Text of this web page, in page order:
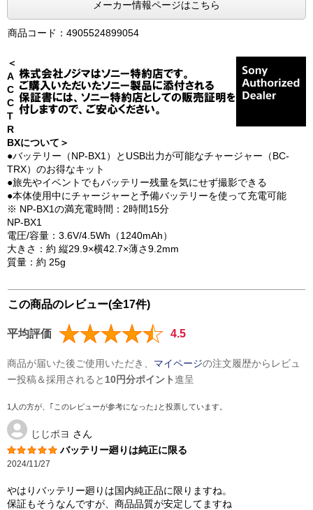
メーカー情報ページはこちら
商品コード：4905524899054
＜
A
C
C
T
R
BXについて＞
●バッテリー（NP-BX1）とUSB出力が可能なチャージャー（BC-
TRX）のお得なキット
●旅先やイベントでもバッテリー残量を気にせず撮影できる
●本体使用中にチャージャーと予備バッテリーを使って充電可能
※ NP-BX1の満充電時間：2時間15分
NP-BX1
電圧/容量：3.6V/4.5Wh（1240mAh）
大きさ：約 縦29.9×横42.7×薄さ9.2mm
質量：約 25g
この商品のレビュー(全17件)
平均評価 4.5
商品が届いた後ご使用いただき、 マイページの注文履歴からレビュ
ー投稿＆採用されると 10円分ポイント進呈
1人の方が、｢このレビューが参考になった｣と投票しています。
じじポヨ さん
バッテリー廻りは純正に限る
2024/11/27
やはりバッテリー廻りは国内純正品に限りますね。
保証もそうなんですが、商品品質が安定してますね